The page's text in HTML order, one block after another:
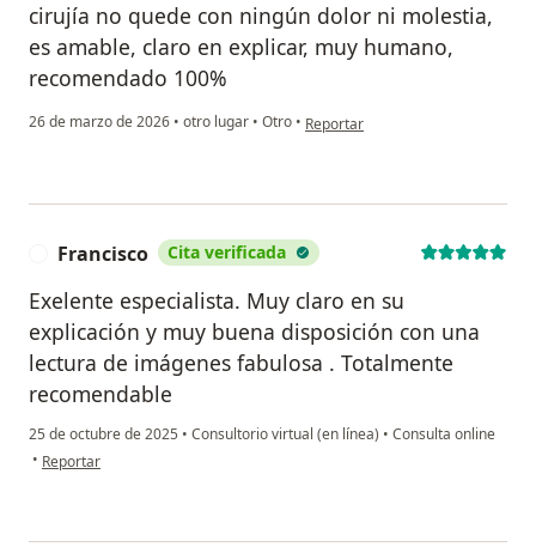
cirujía no quede con ningún dolor ni molestia,
es amable, claro en explicar, muy humano,
recomendado 100%
26 de marzo de 2026 • otro lugar • Otro • en opinión del usuario Fernanda
Reportar
Francisco Cita verificada
Exelente especialista. Muy claro en su
explicación y muy buena disposición con una
lectura de imágenes fabulosa . Totalmente
recomendable
25 de octubre de 2025 • Consultorio virtual (en línea) • Consulta online
• en opinión del usuario Francisco
Reportar